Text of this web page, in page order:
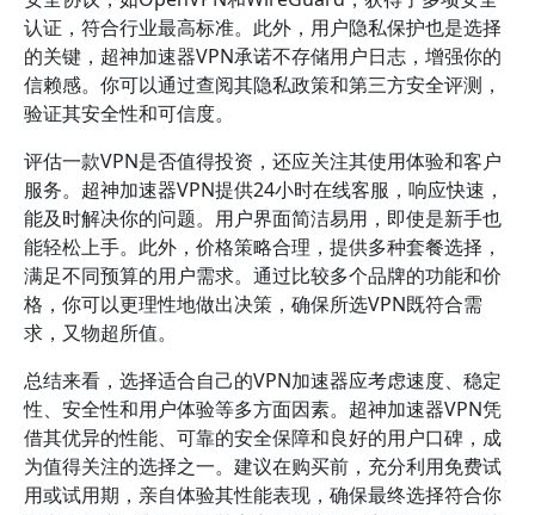
认证，符合行业最高标准。此外，用户隐私保护也是选择
的关键，超神加速器VPN承诺不存储用户日志，增强你的
信赖感。你可以通过查阅其隐私政策和第三方安全评测，
验证其安全性和可信度。
评估一款VPN是否值得投资，还应关注其使用体验和客户
服务。超神加速器VPN提供24小时在线客服，响应快速，
能及时解决你的问题。用户界面简洁易用，即使是新手也
能轻松上手。此外，价格策略合理，提供多种套餐选择，
满足不同预算的用户需求。通过比较多个品牌的功能和价
格，你可以更理性地做出决策，确保所选VPN既符合需
求，又物超所值。
总结来看，选择适合自己的VPN加速器应考虑速度、稳定
性、安全性和用户体验等多方面因素。超神加速器VPN凭
借其优异的性能、可靠的安全保障和良好的用户口碑，成
为值得关注的选择之一。建议在购买前，充分利用免费试
用或试用期，亲自体验其性能表现，确保最终选择符合你